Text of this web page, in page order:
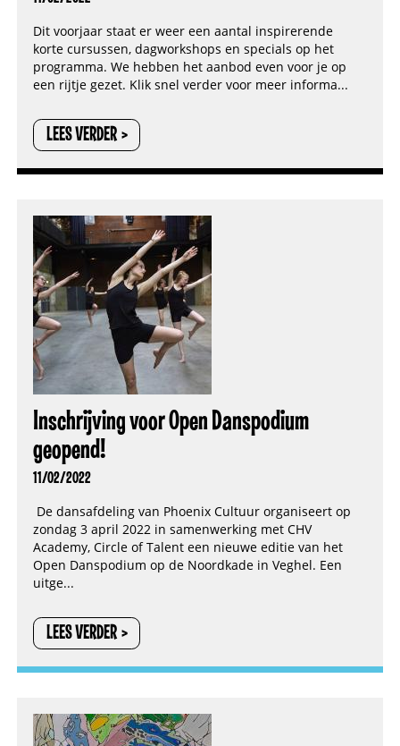
Dit voorjaar staat er weer een aantal inspirerende
korte cursussen, dagworkshops en specials op het
programma. We hebben het aanbod even voor je op
een rijtje gezet. Klik snel verder voor meer informa...
LEES VERDER
Inschrijving voor Open Danspodium
geopend!
11/02/2022
De dansafdeling van Phoenix Cultuur organiseert op
zondag 3 april 2022 in samenwerking met CHV
Academy, Circle of Talent een nieuwe editie van het
Open Danspodium op de Noordkade in Veghel. Een
uitge...
LEES VERDER